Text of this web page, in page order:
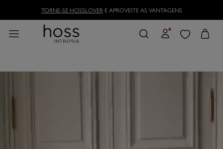
TORNE-SE HOSSLOVERE APROVEITE AS VANTAGENS